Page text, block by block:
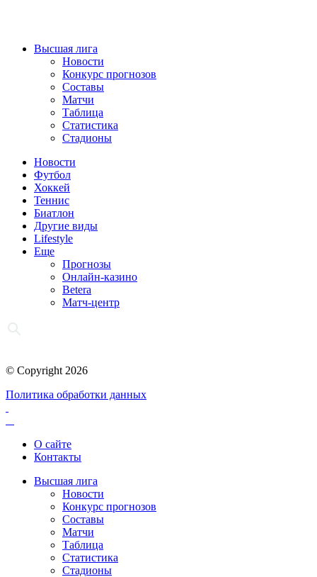
Высшая лига
Новости
Конкурс прогнозов
Составы
Матчи
Таблица
Статистика
Стадионы
Новости
Футбол
Хоккей
Теннис
Биатлон
Другие виды
Lifestyle
Еще
Прогнозы
Онлайн-казино
Betera
Матч-центр
© Copyright 2026
Политика обработки данных
О сайте
Контакты
Высшая лига
Новости
Конкурс прогнозов
Составы
Матчи
Таблица
Статистика
Стадионы